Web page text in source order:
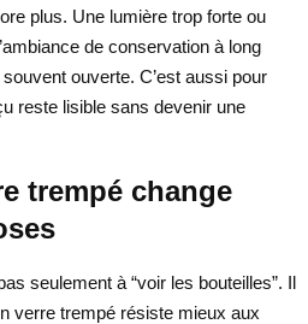
plus. Une lumière trop forte ou
de conservation à long
ouverte. C’est aussi pour
reste lisible sans devenir une
trempé change
seulement à “voir les bouteilles”. Il
verre trempé résiste mieux aux